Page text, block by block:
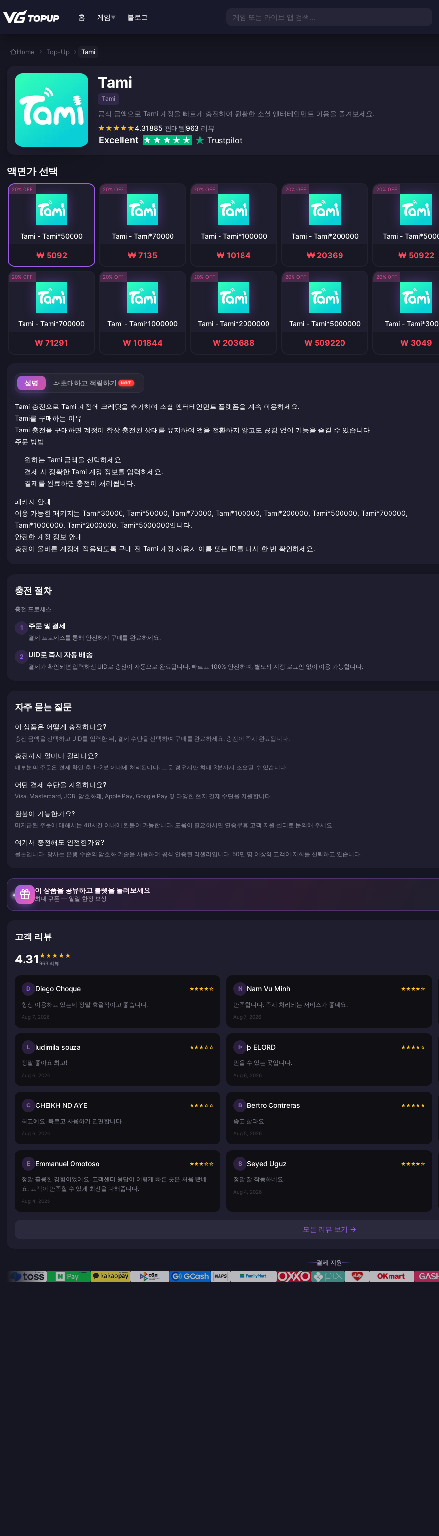
홈 게임 ▼ 블로그 게임 또는 라이브 앱 검색...
Home Top-Up Tami
Tami
Tami
공식 금액으로 Tami 계정을 빠르게 충전하여 원활한 소셜 엔터테인먼트 이용을 즐겨보세요.
★★★★★4.31 963 리뷰
885 판매됨
Excellent Trustpilot
액면가 선택
20% OFF
Tami - Tami*50000
₩ 5092
20% OFF
Tami - Tami*70000
₩ 7135
20% OFF
Tami - Tami*100000
₩ 10184
20% OFF
Tami - Tami*200000
₩ 20369
20% OFF
Tami -
₩ 50922
20% OFF
Tami - Tami*700000
₩ 71291
20% OFF
Tami - Tami*1000000
₩ 101844
20% OFF
Tami - Tami*2000000
₩ 203688
20% OFF
Tami - Tami*5000000
₩ 509220
20% OFF
Tami -
₩ 3049
설명 초대하고 적립하기 HOT
Tami 충전으로 Tami 계정에 크레딧을 추가하여 소셜 엔터테인먼트 플랫폼을 계속 이용하세요.
Tami를 구매하는 이유
Tami 충전을 구매하면 계정이 항상 충전된 상태를 유지하여 앱을 전환하지 않고도 끊김 없이 기능을 즐길 수 있습니다.
주문 방법
원하는 Tami 금액을 선택하세요.
결제 시 정확한 Tami 계정 정보를 입력하세요.
결제를 완료하면 충전이 처리됩니다.
패키지 안내
이용 가능한 패키지는 Tami*30000, Tami*50000, Tami*70000, Tami*100000, Tami*200000, Tami*500000, Tami*700000,
Tami*1000000, Tami*2000000, Tami*5000000입니다.
안전한 계정 정보 안내
충전이 올바른 계정에 적용되도록 구매 전 Tami 계정 사용자 이름 또는 ID를 다시 한 번 확인하세요.
충전 절차
충전 프로세스
1 주문 및 결제
결제 프로세스를 통해 안전하게 구매를 완료하세요.
2 UID로 즉시 자동 배송
결제가 확인되면 입력하신 UID로 충전이 자동으로 완료됩니다. 빠르고 100% 안전하며, 별도의 계정 로그인 없이 이용 가능합니다.
자주 묻는 질문
이 상품은 어떻게 충전하나요?
충전 금액을 선택하고 UID를 입력한 뒤, 결제 수단을 선택하여 구매를 완료하세요. 충전이 즉시 완료됩니다.
충전까지 얼마나 걸리나요?
대부분의 주문은 결제 확인 후 1~2분 이내에 처리됩니다. 드문 경우지만 최대 3분까지 소요될 수 있습니다.
어떤 결제 수단을 지원하나요?
Visa, Mastercard, JCB, 암호화폐, Apple Pay, Google Pay 및 다양한 현지 결제 수단을 지원합니다.
환불이 가능한가요?
미지급된 주문에 대해서는 48시간 이내에 환불이 가능합니다. 도움이 필요하시면 연중무휴 고객 지원 센터로 문의해 주세요.
여기서 충전해도 안전한가요?
물론입니다. 당사는 은행 수준의 암호화 기술을 사용하며 공식 인증된 리셀러입니다. 50만 명 이상의 고객이 저희를 신뢰하고 있습니다.
이 상품을 공유하고 룰렛을 돌려보세요
최대 쿠폰 — 일일 한정 보상
고객 리뷰
4.31 ★ ★ ★ ★ ★
963 리뷰
D Diego Choque ★★★★☆
항상 이용하고 있는데 정말 효율적이고 좋습니다.
Aug 7, 2026
N Nam Vu Minh ★★★★☆
만족합니다. 즉시 처리되는 서비스가 좋네요.
Aug 7, 2026
L ludimila souza ★★★☆☆
정말 좋아요 최고!
Aug 6, 2026
Þ þ ELORD ★★★★☆
믿을 수 있는 곳입니다.
Aug 6, 2026
C CHEIKH NDIAYE ★★★☆☆
최고예요. 빠르고 사용하기 간편합니다.
Aug 6, 2026
B Bertro Contreras ★★★★★
좋고 빨라요.
Aug 5, 2026
E Emmanuel Omotoso ★★★☆☆
정말 훌륭한 경험이었어요. 고객센터 응답이 이렇게 빠른 곳은 처음 봤네
요. 고객이 만족할 수 있게 최선을 다해줍니다.
Aug 4, 2026
S Seyed Uguz ★★★★☆
정말 잘 작동하네요.
Aug 4, 2026
모든 리뷰 보기 →
결제 지원